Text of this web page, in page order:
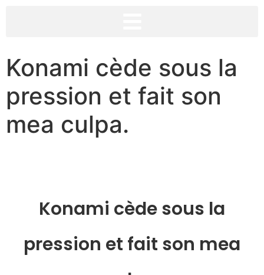
Konami cède sous la
pression et fait son
mea culpa.
Konami cède sous la
pression et fait son mea